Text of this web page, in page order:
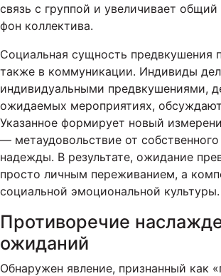
связь с группой и увеличивает
фон коллектива.
Социальная сущность предвкушения
также в коммуникации. Индивиды
индивидуальными предвкушениями,
ожидаемых мероприятиях,
Указанное формирует новый
— метаудовольствие от собственного
надежды. В результате, ожидание
просто личным переживанием, а
социальной эмоциональной культуры.
Противоречие
ожиданий
Обнаружен явление, признанный как